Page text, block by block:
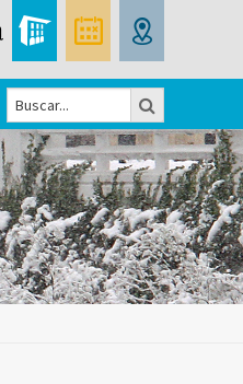
Formulario
de
búsqueda